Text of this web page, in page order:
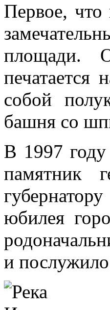
Первое, что
площади.
печатается
собой
башня со
В 1997 году
памятник
юбилея
и